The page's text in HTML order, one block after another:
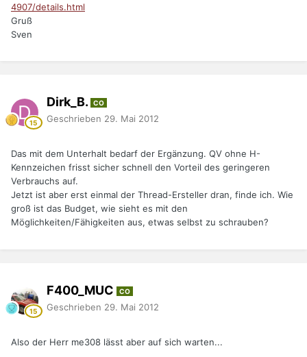
4907/details.html
Gruß
Sven
Dirk_B. CO
Geschrieben 29. Mai 2012
Das mit dem Unterhalt bedarf der Ergänzung. QV ohne H-
Kennzeichen frisst sicher schnell den Vorteil des geringeren
Verbrauchs auf.
Jetzt ist aber erst einmal der Thread-Ersteller dran, finde ich. Wie
groß ist das Budget, wie sieht es mit den
Möglichkeiten/Fähigkeiten aus, etwas selbst zu schrauben?
F400_MUC CO
Geschrieben 29. Mai 2012
Also der Herr me308 lässt aber auf sich warten...